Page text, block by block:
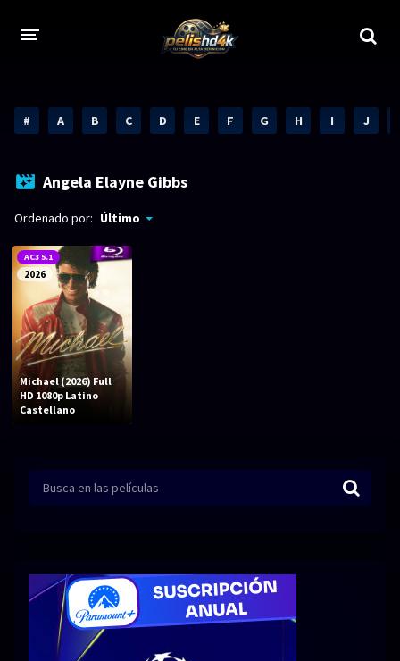
1080p 1080p Full HD
2160p REMUX 4K
720p
h265 HEVC
Bluray Completos
GÉNEROS
Acción
Comedia Crimen
Terror
Fantástico Romance
Bélico Thriller
Biográfico
# A B C D E F G H I J
Angela Elayne Gibbs
Ordenado por: Último
AC3 5.1
2026
Michael (2026) Full
HD 1080p Latino
Castellano